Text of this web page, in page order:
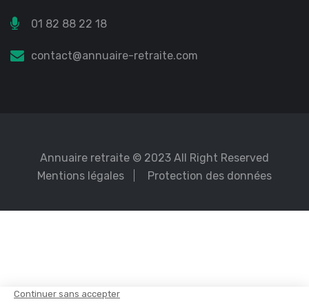
01 82 88 22 18
contact@annuaire-retraite.com
Annuaire retraite © 2023 All Right Reserved
Mentions légales
Protection des données